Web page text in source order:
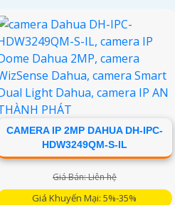
CAMERA IP 2MP DAHUA DH-IPC-
HDW3249QM-S-IL
Giá Bán: Liên hệ
Giá Khuyến Mại: 5%-35%